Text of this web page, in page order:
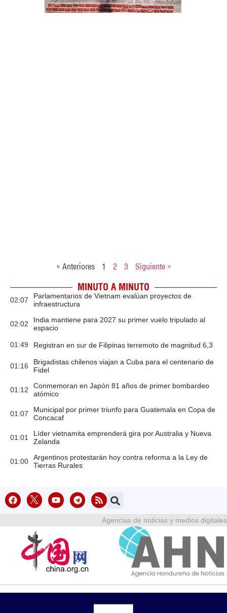
« Anteriores 1 2 3 Siguiente »
MINUTO A MINUTO
02:07
Parlamentarios de Vietnam evalúan proyectos de
infraestructura
02:02
India mantiene para 2027 su primer vuelo tripulado al
espacio
01:49 Registran en sur de Filipinas terremoto de magnitud 6,3
01:16
Brigadistas chilenos viajan a Cuba para el centenario de
Fidel
01:12
Conmemoran en Japón 81 años de primer bombardeo
atómico
01:07
Municipal por primer triunfo para Guatemala en Copa de
Concacaf
01:01
Líder vietnamita emprenderá gira por Australia y Nueva
Zelanda
01:00
Argentinos protestarán hoy contra reforma a la Ley de
Tierras Rurales
Agencias de noticias y medios digitales